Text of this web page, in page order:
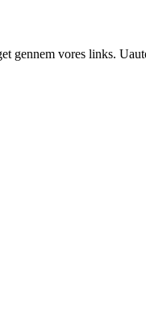
gennem vores links.